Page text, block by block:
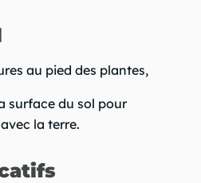
au pied des plantes,
surface du sol pour
la terre.